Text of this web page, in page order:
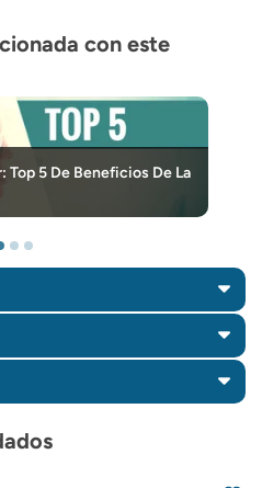
con este
Top 5 De Beneficios De La